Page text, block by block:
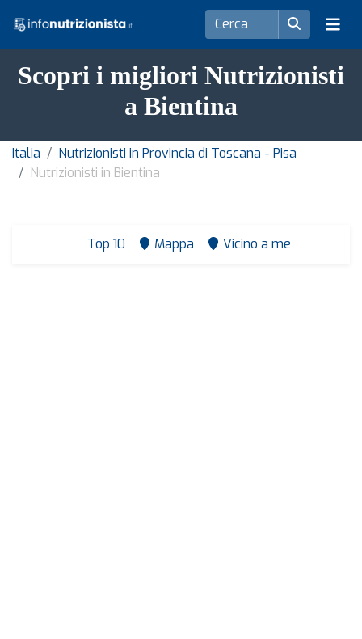
Scopri i migliori Nutrizionisti
a Bientina
Italia
Nutrizionisti in Provincia di Toscana - Pisa
Nutrizionisti in Bientina
Top 10 Mappa Vicino a me